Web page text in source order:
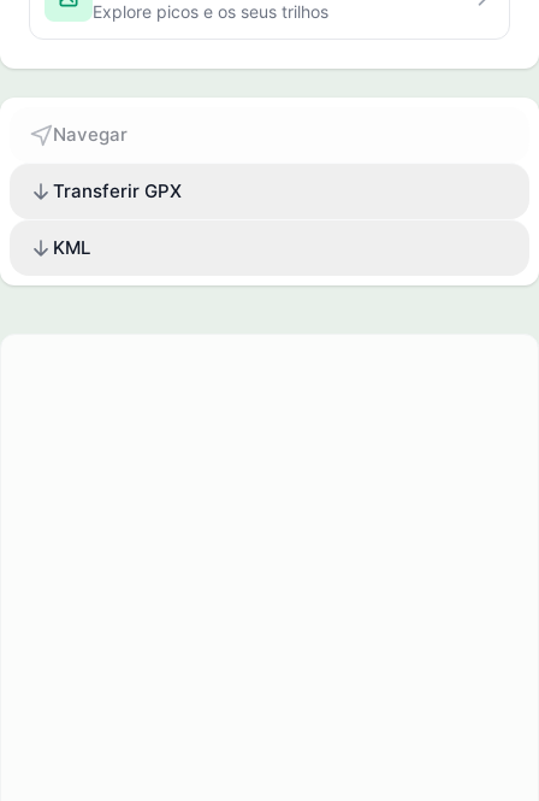
Explore picos e os seus trilhos
Navegar
Transferir GPX
KML